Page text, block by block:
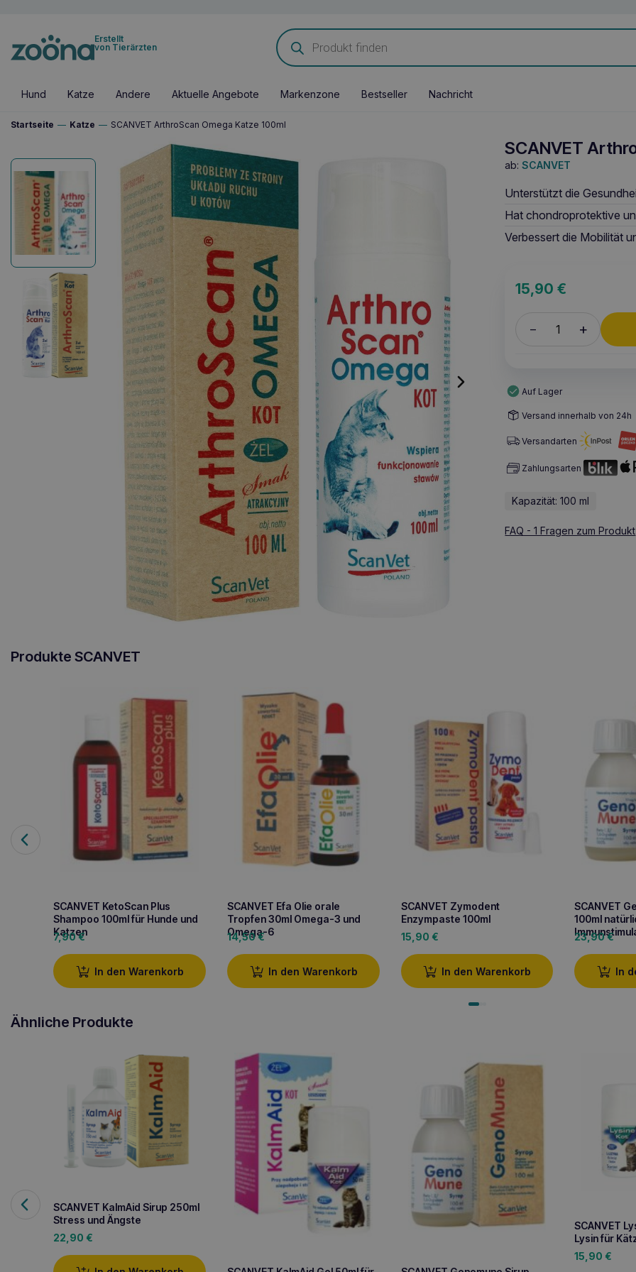
Erstellt
von Tierärzten
Products
search
Hund Katze Andere Aktuelle Angebote Markenzone Bestseller Nachricht
Startseite — Katze — SCANVET ArthroScan Omega Katze 100ml
SCANVET
ab: SCANVET
Unterstützt die
Hat chondroprotektive
Verbessert die Mobilität
15,90€
– +
Auf Lager
Versand innerhalb von 24h
Versandarten
Zahlungsarten
Kapazität: 100 ml
FAQ - 1 Fragen zum Produkt
Produkte SCANVET
SCANVET KetoScan Plus
Shampoo 100ml für Hunde und
Katzen
7,90€
In den Warenkorb
SCANVET Efa Olie orale
Tropfen 30ml Omega-3 und
Omega-6
14,50€
In den Warenkorb
SCANVET Zymodent
Enzympaste 100ml
15,90 €
In den Warenkorb
SCANVET
100ml
23,90€
In
Ähnliche Produkte
SCANVET KalmAid Sirup 250ml
Stress und Ängste
22,90 €
SCANVET
Lysin für
15,90 €